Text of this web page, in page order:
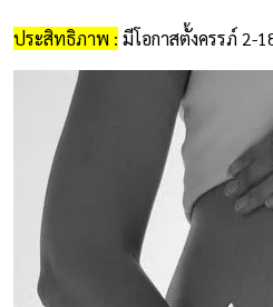
ประสิทธิภาพ : มีโอกาสตั้งครรภ์ 2-